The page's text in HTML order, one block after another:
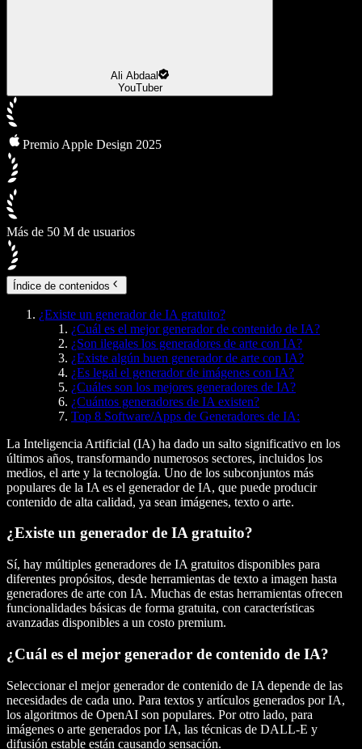
Ali Abdaal
YouTuber
Premio Apple Design 2025
Más de 50 M de usuarios
Índice de contenidos
¿Existe un generador de IA gratuito?
¿Cuál es el mejor generador de contenido de IA?
¿Son ilegales los generadores de arte con IA?
¿Existe algún buen generador de arte con IA?
¿Es legal el generador de imágenes con IA?
¿Cuáles son los mejores generadores de IA?
¿Cuántos generadores de IA existen?
Top 8 Software/Apps de Generadores de IA:
La Inteligencia Artificial (IA) ha dado un salto significativo en los
últimos años, transformando numerosos sectores, incluidos los
medios, el arte y la tecnología. Uno de los subconjuntos más
populares de la IA es el generador de IA, que puede producir
contenido de alta calidad, ya sean imágenes, texto o arte.
¿Existe un generador de IA gratuito?
Sí, hay múltiples generadores de IA gratuitos disponibles para
diferentes propósitos, desde herramientas de texto a imagen hasta
generadores de arte con IA. Muchas de estas herramientas ofrecen
funcionalidades básicas de forma gratuita, con características
avanzadas disponibles a un costo premium.
¿Cuál es el mejor generador de contenido de IA?
Seleccionar el mejor generador de contenido de IA depende de las
necesidades de cada uno. Para textos y artículos generados por IA,
los algoritmos de OpenAI son populares. Por otro lado, para
imágenes o arte generados por IA, las técnicas de DALL-E y
difusión estable están causando sensación.